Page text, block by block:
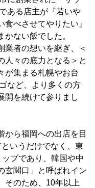
ある店主が『若いや
べさせてやりたい』
ない飯でした。
者の想いを継ぎ、＜
人々の底力となる＞と
が集まる札幌やお台
など、より多くの方
開を続けて参りまし
ら福岡への出店を目
いうだけでなく、東
プであり、韓国や中
玄関口」と呼ばれイン
そのため、10年以上